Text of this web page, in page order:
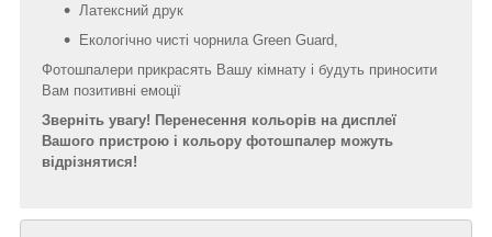
Латексний друк
Екологічно чисті чорнила Green Guard,
Фотошпалери прикрасять Вашу кімнату і будуть приносити
Вам позитивні емоції
Зверніть увагу! Перенесення кольорів на дисплеї
Вашого пристрою і кольору фотошпалер можуть
відрізнятися!